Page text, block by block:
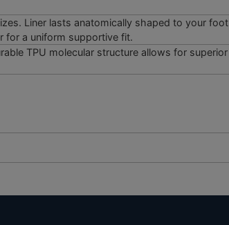
Liner lasts anatomically shaped to your foot
for a uniform supportive fit.
TPU molecular structure allows for superior